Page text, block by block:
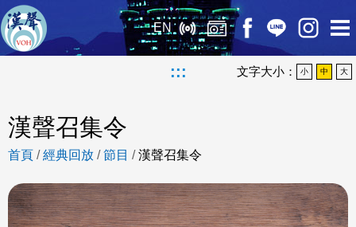
EN
::: 文字大小： 小 中 大
漢聲召集令
首頁 /經典回放 /節目 /漢聲召集令